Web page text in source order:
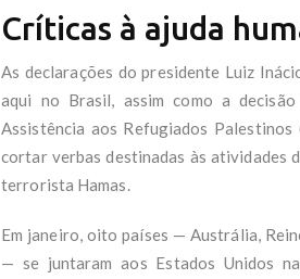
Críticas à ajuda
As declarações do presidente Luiz
aqui no Brasil, assim como a
Assistência aos Refugiados Palestinos
cortar verbas destinadas às atividades
terrorista Hamas.
Em janeiro, oito países — Austrália,
— se juntaram aos Estados Unidos